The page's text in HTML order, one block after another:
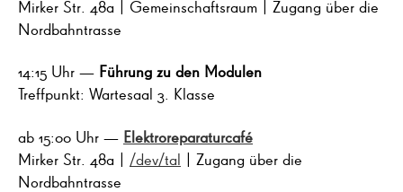
Mirker Str. 48a | Gemeinschaftsraum | Zugang über die
Nordbahntrasse
14:15 Uhr — Führung zu den Modulen
Treffpunkt: Wartesaal 3. Klasse
ab 15:00 Uhr — Elektroreparaturcafé
Mirker Str. 48a | /dev/tal | Zugang über die
Nordbahntrasse